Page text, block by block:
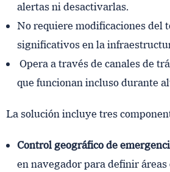
alertas ni desactivarlas.
No requiere modificaciones del
significativos en la
Opera a través de canales de
que funcionan incluso durante
La solución incluye tres
Control geográfico de
en navegador para definir